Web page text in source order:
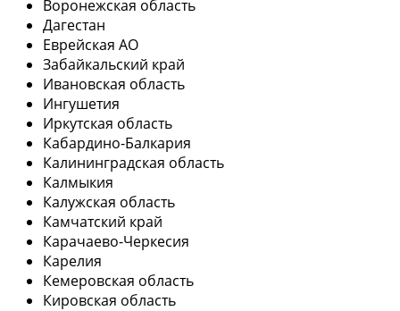
Воронежская область
Дагестан
Еврейская АО
Забайкальский край
Ивановская область
Ингушетия
Иркутская область
Кабардино-Балкария
Калининградская область
Калмыкия
Калужская область
Камчатский край
Карачаево-Черкесия
Карелия
Кемеровская область
Кировская область